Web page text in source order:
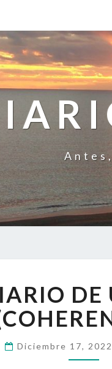
DE
UN
Diciembre 17,